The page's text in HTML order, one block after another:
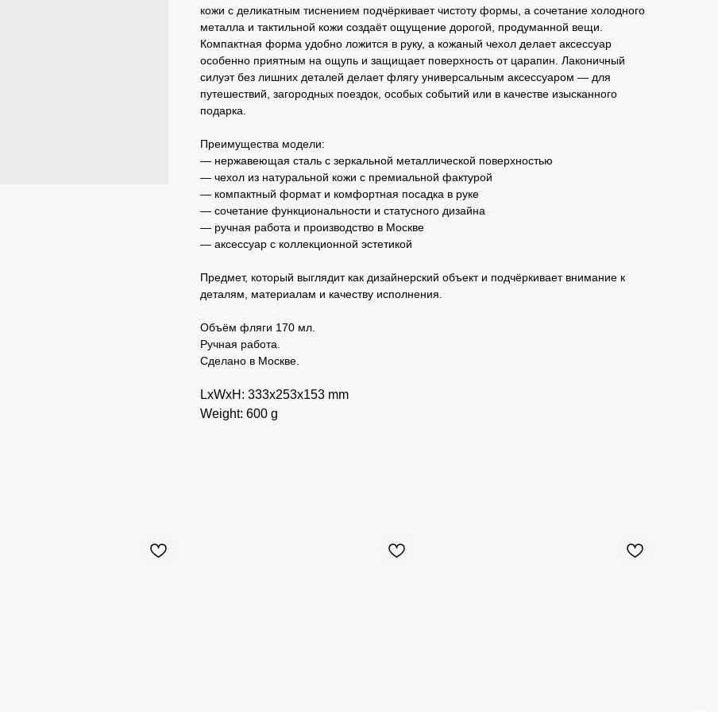
кожи с деликатным тиснением подчёркивает чистоту формы, а сочетание холодного
металла и тактильной кожи создаёт ощущение дорогой, продуманной вещи.
Компактная форма удобно ложится в руку, а кожаный чехол делает аксессуар
особенно приятным на ощупь и защищает поверхность от царапин. Лаконичный
силуэт без лишних деталей делает флягу универсальным аксессуаром — для
путешествий, загородных поездок, особых событий или в качестве изысканного
подарка.
Преимущества модели:
— нержавеющая сталь с зеркальной металлической поверхностью
— чехол из натуральной кожи с премиальной фактурой
— компактный формат и комфортная посадка в руке
— сочетание функциональности и статусного дизайна
— ручная работа и производство в Москве
— аксессуар с коллекционной эстетикой
Предмет, который выглядит как дизайнерский объект и подчёркивает внимание к
деталям, материалам и качеству исполнения.
Объём фляги 170 мл.
Ручная работа.
Сделано в Москве.
LxWxH: 333x253x153 mm
Weight: 600 g